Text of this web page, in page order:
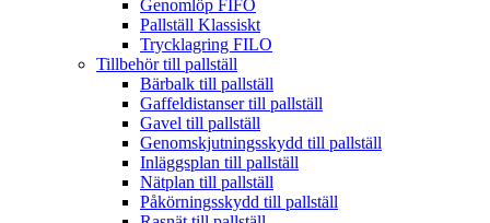
Genomlöp FIFO
Pallställ Klassiskt
Trycklagring FILO
Tillbehör till pallställ
Bärbalk till pallställ
Gaffeldistanser till pallställ
Gavel till pallställ
Genomskjutningsskydd till pallställ
Inläggsplan till pallställ
Nätplan till pallställ
Påkörningsskydd till pallställ